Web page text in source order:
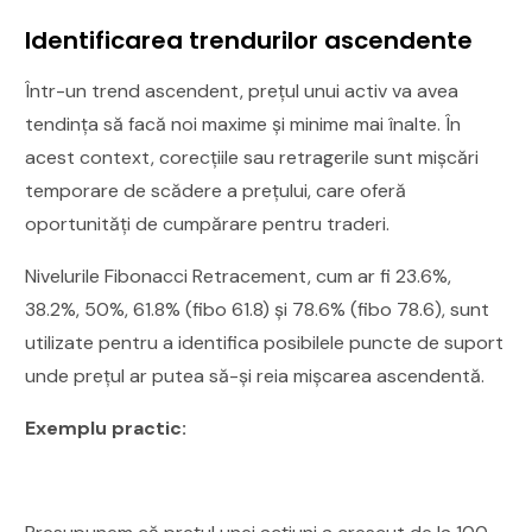
Identificarea trendurilor ascendente
Într-un trend ascendent, prețul unui activ va avea
tendința să facă noi maxime și minime mai înalte. În
acest context, corecțiile sau retragerile sunt mișcări
temporare de scădere a prețului, care oferă
oportunități de cumpărare pentru traderi.
Nivelurile Fibonacci Retracement, cum ar fi 23.6%,
38.2%, 50%, 61.8% (fibo 61.8) și 78.6% (fibo 78.6), sunt
utilizate pentru a identifica posibilele puncte de suport
unde prețul ar putea să-și reia mișcarea ascendentă.
Exemplu practic: